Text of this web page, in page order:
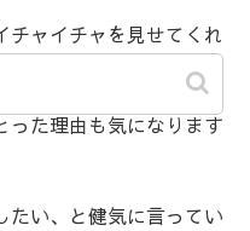
チャイチャを見せてくれ
った理由も気になります
たい、と健気に言ってい